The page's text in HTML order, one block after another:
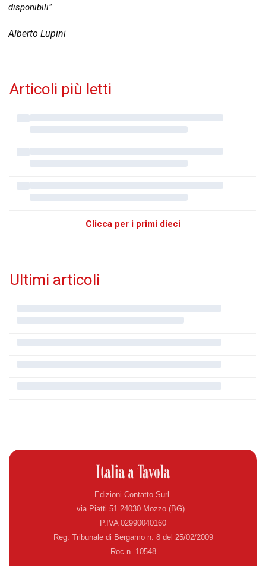
disponibili”
Alberto Lupini
Articoli più letti
Clicca per i primi dieci
Ultimi articoli
Edizioni Contatto Surl
via Piatti 51 24030 Mozzo (BG)
P.IVA 02990040160
Reg. Tribunale di Bergamo n. 8 del 25/02/2009
Roc n. 10548